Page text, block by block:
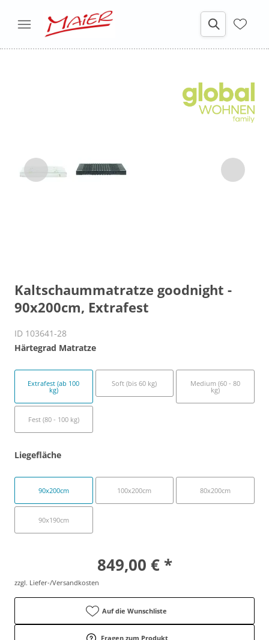
Kaltschaummatratze goodnight -
90x200cm, Extrafest
ID 103641-28
Härtegrad Matratze
Extrafest (ab 100
kg)
Soft (bis 60 kg) Medium (60 - 80
kg)
Fest (80 - 100 kg)
Liegefläche
90x200cm 100x200cm 80x200cm
90x190cm
849,00 € *
zzgl. Liefer-/Versandkosten
Auf die Wunschliste
Fragen zum Produkt